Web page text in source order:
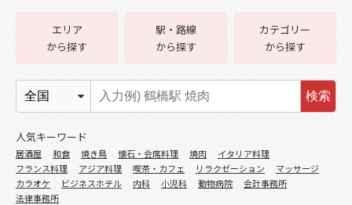
エリア
から探す
駅・路線
から探す
カテゴリー
から探す
検索
人気キーワード
居酒屋 和食 焼き鳥 懐石・会席料理 焼肉
イタリア料理
フランス料理
アジア料理 喫茶・カフェ リラクゼーション
マッサージ
カラオケ
ビジネスホテル 内科 小児科 動物病院
会計事務所
法律事務所